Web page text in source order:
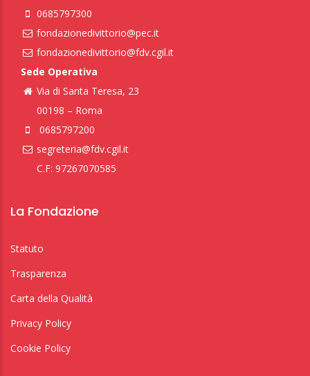
0685797300
fondazionedivittorio@pec.it
fondazionedivittorio@fdv.cgil.it
Sede Operativa
Via di Santa Teresa, 23
00198 – Roma
0685797200
segreteria@fdv.cgil.it
C.F: 97267070585
La Fondazione
Statuto
Trasparenza
Carta della Qualità
Privacy Policy
Cookie Policy